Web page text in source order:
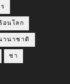
อนโลก
านาชาติ
ชา